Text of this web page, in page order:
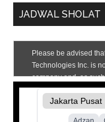
JADWAL SHOLAT